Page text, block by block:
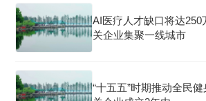
AI医疗人才缺口将达250
关企业集聚一线城市
“十五五”时期推动全民